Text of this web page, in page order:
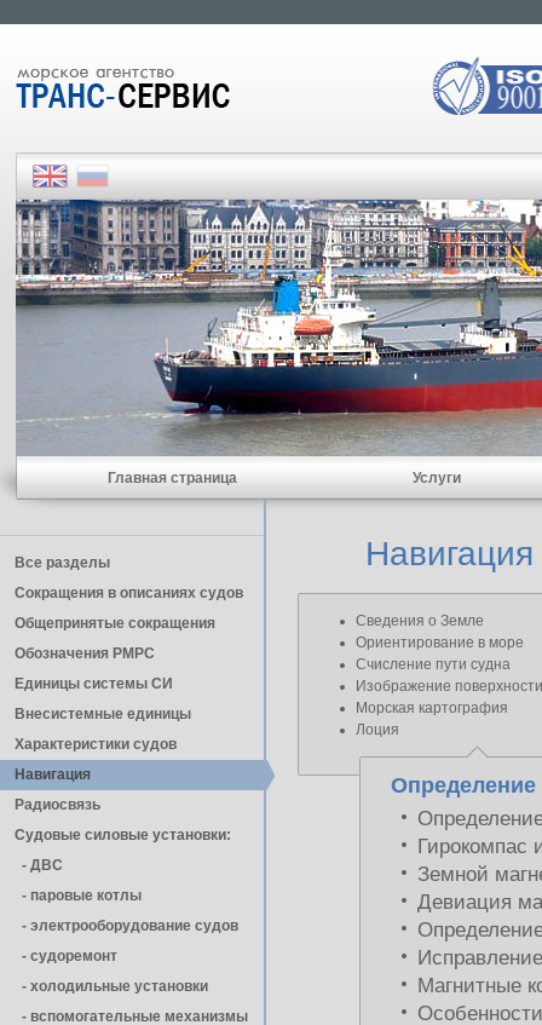
Главная страница Услуги
Все разделы
Сокращения в описаниях судов
Общепринятые сокращения
Обозначения РМРС
Единицы cистемы СИ
Внесистемные единицы
Характеристики судов
Навигация
Радиосвязь
Судовые силовые установки:
- ДВС
- паровые котлы
- электрооборудование судов
- cудоремонт
- холодильные установки
- вспомогательные механизмы
Навигация
Сведения о Земле
Ориентирование в море
Счисление пути судна
Изображение
Морская картография
Лоция
Определение
Гирокомпас
Земной
Девиация
Магнитные